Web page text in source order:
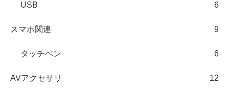
USB 6
スマホ関連 9
タッチペン 6
AVアクセサリ 12